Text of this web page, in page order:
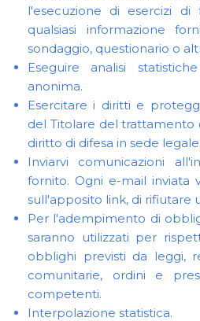
l'esecuzione di esercizi
qualsiasi informazione
sondaggio, questionario o
Eseguire analisi
anonima.
Esercitare i diritti e
del Titolare del trattamento
diritto di difesa in sede legale.
Inviarvi comunicazioni
fornito. Ogni e-mail inviata
sull'apposito link, di rifiutare
Per l'adempimento di
saranno utilizzati per
obblighi previsti da leggi,
comunitarie, ordini e
competenti.
Interpolazione statistica.